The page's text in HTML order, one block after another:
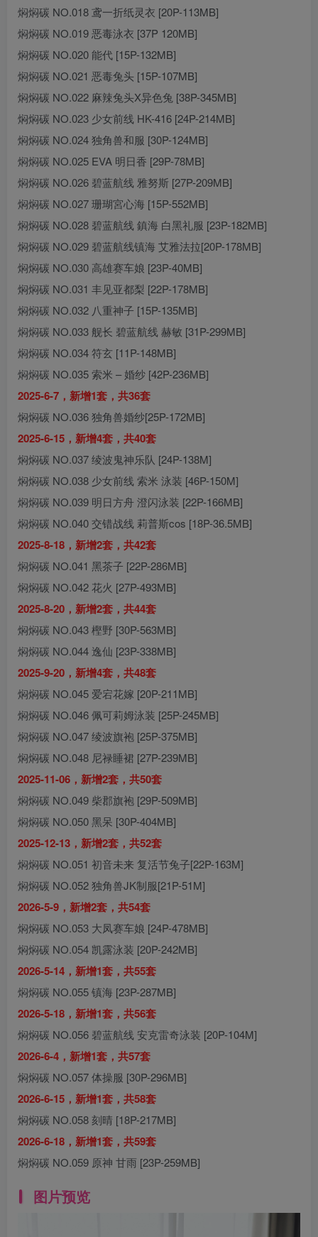
焖焖碳 NO.018 鸢一折纸灵衣 [20P-113MB]
焖焖碳 NO.019 恶毒泳衣 [37P 120MB]
焖焖碳 NO.020 能代 [15P-132MB]
焖焖碳 NO.021 恶毒兔头 [15P-107MB]
焖焖碳 NO.022 麻辣兔头X异色兔 [38P-345MB]
焖焖碳 NO.023 少女前线 HK-416 [24P-214MB]
焖焖碳 NO.024 独角兽和服 [30P-124MB]
焖焖碳 NO.025 EVA 明日香 [29P-78MB]
焖焖碳 NO.026 碧蓝航线 雅努斯 [27P-209MB]
焖焖碳 NO.027 珊瑚宮心海 [15P-552MB]
焖焖碳 NO.028 碧蓝航线 鎮海 白黑礼服 [23P-182MB]
焖焖碳 NO.029 碧蓝航线镇海 艾雅法拉[20P-178MB]
焖焖碳 NO.030 高雄赛车娘 [23P-40MB]
焖焖碳 NO.031 丰见亚都梨 [22P-178MB]
焖焖碳 NO.032 八重神子 [15P-135MB]
焖焖碳 NO.033 舰长 碧蓝航线 赫敏 [31P-299MB]
焖焖碳 NO.034 符玄 [11P-148MB]
焖焖碳 NO.035 索米 – 婚纱 [42P-236MB]
2025-6-7，新增1套，共36套
焖焖碳 NO.036 独角兽婚纱[25P-172MB]
2025-6-15，新增4套，共40套
焖焖碳 NO.037 绫波鬼神乐队 [24P-138M]
焖焖碳 NO.038 少女前线 索米 泳装 [46P-150M]
焖焖碳 NO.039 明日方舟 澄闪泳装 [22P-166MB]
焖焖碳 NO.040 交错战线 莉普斯cos [18P-36.5MB]
2025-8-18，新增2套，共42套
焖焖碳 NO.041 黑茶子 [22P-286MB]
焖焖碳 NO.042 花火 [27P-493MB]
2025-8-20，新增2套，共44套
焖焖碳 NO.043 樫野 [30P-563MB]
焖焖碳 NO.044 逸仙 [23P-338MB]
2025-9-20，新增4套，共48套
焖焖碳 NO.045 爱宕花嫁 [20P-211MB]
焖焖碳 NO.046 佩可莉姆泳装 [25P-245MB]
焖焖碳 NO.047 绫波旗袍 [25P-375MB]
焖焖碳 NO.048 尼禄睡裙 [27P-239MB]
2025-11-06，新增2套，共50套
焖焖碳 NO.049 柴郡旗袍 [29P-509MB]
焖焖碳 NO.050 黑呆 [30P-404MB]
2025-12-13，新增2套，共52套
焖焖碳 NO.051 初音未来 复活节兔子[22P-163M]
焖焖碳 NO.052 独角兽JK制服[21P-51M]
2026-5-9，新增2套，共54套
焖焖碳 NO.053 大凤赛车娘 [24P-478MB]
焖焖碳 NO.054 凯露泳装 [20P-242MB]
2026-5-14，新增1套，共55套
焖焖碳 NO.055 镇海 [23P-287MB]
2026-5-18，新增1套，共56套
焖焖碳 NO.056 碧蓝航线 安克雷奇泳装 [20P-104M]
2026-6-4，新增1套，共57套
焖焖碳 NO.057 体操服 [30P-296MB]
2026-6-15，新增1套，共58套
焖焖碳 NO.058 刻晴 [18P-217MB]
2026-6-18，新增1套，共59套
焖焖碳 NO.059 原神 甘雨 [23P-259MB]
图片预览